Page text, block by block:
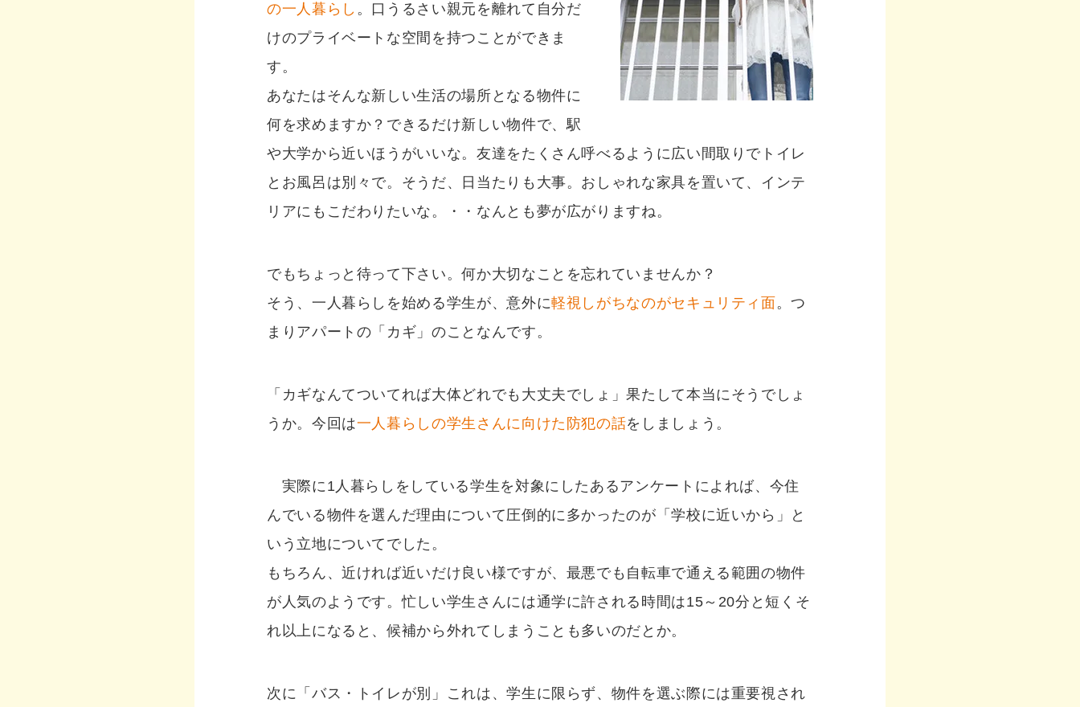
の一人暮らし 。口うるさい親元を離れて自分だ
けのプライベートな空間を持つことができま
す。
あなたはそんな新しい生活の場所となる物件に
何を求めますか？できるだけ新しい物件で、駅
や大学から近いほうがいいな。友達をたくさん呼べるように広い間取りでトイレ
とお風呂は別々で。そうだ、日当たりも大事。おしゃれな家具を置いて、インテ
リアにもこだわりたいな。・・なんとも夢が広がりますね。
でもちょっと待って下さい。何か大切なことを忘れていませんか？
そう、一人暮らしを始める学生が、意外に軽視しがちなのがセキュリティ面 。つ
まりアパートの「カギ」のことなんです。
「カギなんてついてれば大体どれでも大丈夫でしょ」果たして本当にそうでしょ
うか。今回は一人暮らしの学生さんに向けた防犯の話をしましょう。
実際に1人暮らしをしている学生を対象にしたあるアンケートによれば、今住
んでいる物件を選んだ理由について圧倒的に多かったのが「学校に近いから」と
いう立地についてでした。
もちろん、近ければ近いだけ良い様ですが、最悪でも自転車で通える範囲の物件
が人気のようです。忙しい学生さんには通学に許される時間は15～20分と短くそ
れ以上になると、候補から外れてしまうことも多いのだとか。
次に「バス・トイレが別」これは、学生に限らず、物件を選ぶ際には重要視され